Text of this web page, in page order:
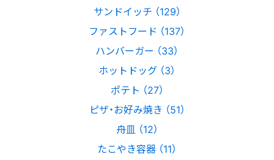
サンドイッチ （129）
ファストフード （137）
ハンバーガー （33）
ホットドッグ （3）
ポテト （27）
ピザ・お好み焼き （51）
舟皿 （12）
たこやき容器 （11）